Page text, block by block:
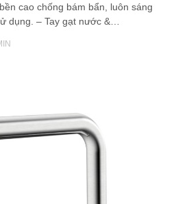
cao chống bám bẩn, luôn sáng
dụng. – Tay gạt nước &…